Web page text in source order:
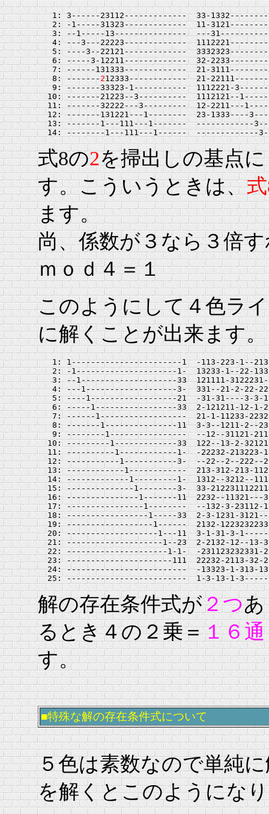
1: 3------23112-------------  33-
2: -1-----31323-------------  11-
3: --1-----13---------------  ---
4: ---3---22223-------------
5: ----3--22121-------------
6: -----3-12211-------------  32-
7: ------131333-------------  21-
   8: -------
212333------------  21-
9: -------33323-1-----------  1112221-
10: -------21223--3----------  1112121--
11: -------32222---3---------  12-2211---
12: -------131221---1--------  23-1333----
13: -------1---111---1-------  ------------
式8の2を掃出しの基点
す。こういうときは、
ます。
尚、係数が３なら３倍
ｍｏｄ４＝１
このようにして４色ラ
に解くことが出来ます。
1: 1-----------------------1  -113-223-1--
2: -1---------------------1-  13233-1--22-
3: --1--------------------33  121111-
4: ---1-------------------3-  331--21-2-22-
5: ----1------------------21  -31-31----3-3-
6: -----1-----------------33  2-121211-12-1-
7: ------1------------------  21-1-11233-
8: -------1---------------11  3-3--1211-2--
9: --------1----------------  --12--31121-
10: ---------1-------------33  122--13-2-
11: ----------1------------1-  -22232-213223-
12: -----------1-----------3-  --22--2--222--
13: ------------1------------  213-312-213-
14: -------------1---------1-  1312--3212--
15: --------------1--------3-  33-
16: ---------------1-------11  2232--11321---
17: ----------------1--------  --132-3-23112-
18: -----------------1-----33  2-3-1231-
19: ------------------1------  2132-
20: -------------------1---11  3-1-31-3-
21: --------------------1--23  2-2132-12--13-
22: ---------------------1-1-  -231123232331-
23: ----------------------111  22232-2113-32-
24: -------------------------  -13323-1-313-
解の存在条件式が２つあ
るとき４の２乗＝１６
す。
■特殊な解の存在条件式について
５色は素数なので単純
を解くとこのようにな